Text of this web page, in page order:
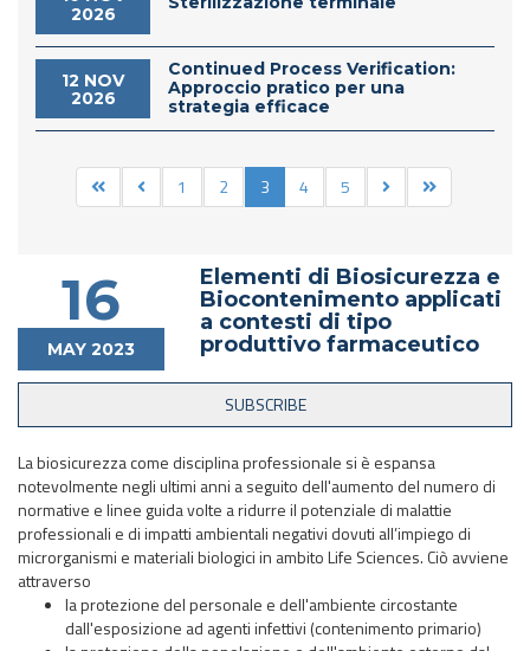
2026
12 NOV
2026
Continued Process Verification:
Approccio pratico per una
strategia efficace
1 2 3 4 5
16
MAY 2023
Elementi di Biosicurezza e
Biocontenimento applicati
a contesti di tipo
produttivo farmaceutico
La biosicurezza come disciplina professionale si è espansa
notevolmente negli ultimi anni a seguito dell'aumento del numero di
normative e linee guida volte a ridurre il potenziale di malattie
professionali e di impatti ambientali negativi dovuti all’impiego di
microrganismi e materiali biologici in ambito Life Sciences. Ciò avviene
attraverso
la protezione del personale e dell'ambiente circostante
dall'esposizione ad agenti infettivi (contenimento primario)